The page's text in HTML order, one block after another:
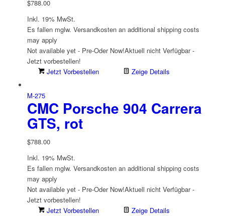
$788.00
Inkl. 19% MwSt.
Es fallen mglw. Versand­kosten an additional shipping costs
may apply
Not available yet - Pre-Oder Now!Aktuell nicht Verfügbar -
Jetzt vorbestellen!
Jetzt Vorbestellen
Zeige Details
M-275
CMC Porsche 904 Carrera
GTS, rot
$788.00
Inkl. 19% MwSt.
Es fallen mglw. Versand­kosten an additional shipping costs
may apply
Not available yet - Pre-Oder Now!Aktuell nicht Verfügbar -
Jetzt vorbestellen!
Jetzt Vorbestellen
Zeige Details